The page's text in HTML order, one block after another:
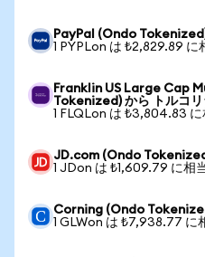
PayPal (Ondo
1 PYPLon は ₺2,829.89 に
Franklin US Large Cap
Tokenized) から トルコリ
1 FLQLon は ₺3,804.83 に
JD.com (Ondo
1 JDon は ₺1,609.79 に相
Corning (Ondo
1 GLWon は ₺7,938.77 に